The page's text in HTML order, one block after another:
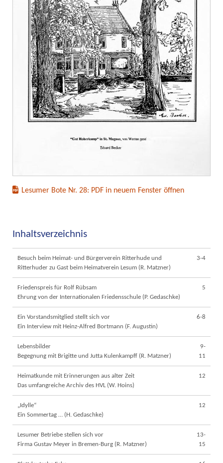
Lesumer Bote Nr. 28: PDF in neuem Fenster öffnen
Inhaltsverzeichnis
Besuch beim Heimat- und Bürgerverein Ritterhude und
Ritterhuder zu Gast beim Heimatverein Lesum (R. Matzner)
3-4
Friedenspreis für Rolf Rübsam
Ehrung von der Internationalen Friedensschule (P. Gedaschke)
5
Ein Vorstandsmitglied stellt sich vor
Ein Interview mit Heinz-Alfred Bortmann (F. Augustin)
6-8
Lebensbilder
Begegnung mit Brigitte und Jutta Kulenkampff (R. Matzner)
9-
11
Heimatkunde mit Erinnerungen aus alter Zeit
Das umfangreiche Archiv des HVL (W. Hoins)
12
„Idylle“
Ein Sommertag … (H. Gedaschke)
12
Lesumer Betriebe stellen sich vor
Firma Gustav Meyer in Bremen-Burg (R. Matzner)
13-
15